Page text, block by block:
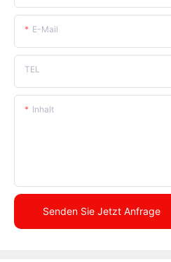
E-Mail
TEL
Inhalt
Senden Sie Jetzt Anfrage